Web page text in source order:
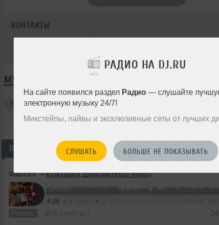
РАДИО НА DJ.RU
На сайте появился раздел Радио — слушайте
электронную музыку 24/7!
Микстейпы, лайвы и эксклюзивные сеты от лучших
СЛУШАТЬ БОЛЬШЕ НЕ ПОКАЗЫВАТЬ
КОНТАКТЫ
Vlas-OFF не оставил контактной информации.
МУЗЫКА VLAS-OFF
Ремиксы 1
Ремикс
Vlas-OFF ➝Кузя-Шняга Шняжная(House Remix)
4:24
Ремикс В плейлист